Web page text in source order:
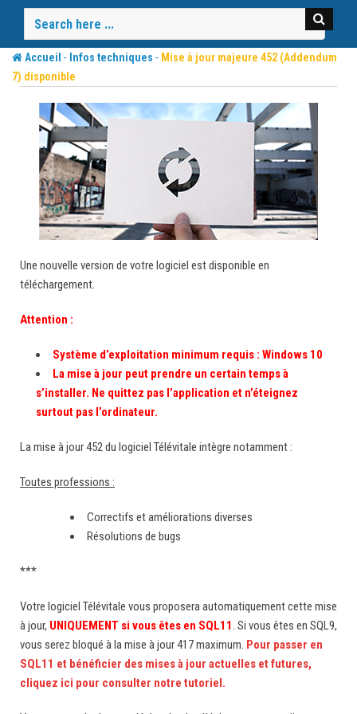
content
Accueil - Infos techniques - Mise à jour majeure 452 (Addendum
7) disponible
Une nouvelle version de votre logiciel est disponible en
téléchargement.
Attention :
Système d’exploitation minimum requis : Windows 10
La mise à jour peut prendre un certain temps à
s’installer. Ne quittez pas l’application et n’éteignez
surtout pas l’ordinateur.
La mise à jour 452 du logiciel Télévitale intègre notamment :
Toutes professions :
Correctifs et améliorations diverses
Résolutions de bugs
***
Votre logiciel Télévitale vous proposera automatiquement cette mise
à jour, UNIQUEMENT si vous êtes en SQL11 . Si vous êtes en SQL9,
vous serez bloqué à la mise à jour 417 maximum. Pour passer en
SQL11 et bénéficier des mises à jour actuelles et futures,
cliquez ici pour consulter notre tutoriel.